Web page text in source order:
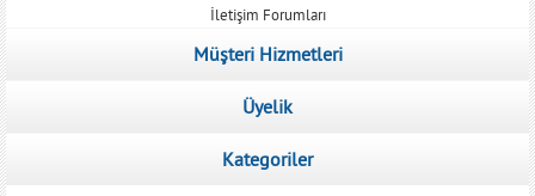
İletişim Forumları
Müşteri Hizmetleri
Üyelik
Kategoriler